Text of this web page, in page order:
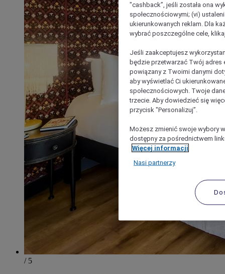
/ 5
"cashback”, jeśli została ona
społecznościowymi; (vi)
ukierunkowanych reklam. Dla
wybrać poszczególne cele,
Jeśli zaakceptujesz
będzie przetwarzać Twój adres
powiązany z Twoimi danymi
aby wyświetlać Ci
społecznościowych. Twoje
trzecie. Aby dowiedzieć się
przycisk "Personalizuj”.
Możesz zmienić swoje wybory
dostępny za pośrednictwem
Więcej informacji
Nasi partnerzy